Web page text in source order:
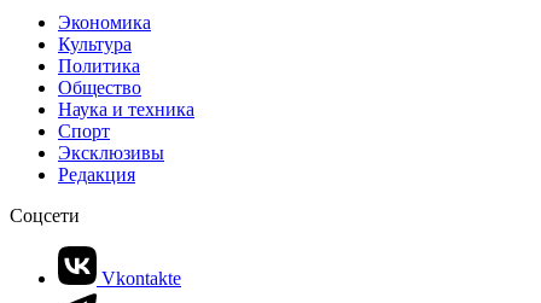
Экономика
Культура
Политика
Общество
Наука и техника
Спорт
Эксклюзивы
Редакция
Соцсети
Vkontakte